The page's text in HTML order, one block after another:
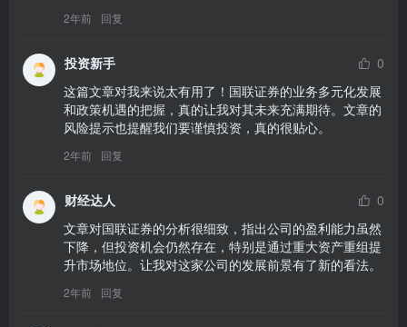
2年前 回复
投资新手
0
这篇文章对我来说太有用了！国联证券的业务多元化发展
和政策机遇的把握，真的让我对其未来充满期待。文章的
风险提示也提醒我们要谨慎投资，真的很贴心。
2年前 回复
财经达人
0
文章对国联证券的分析很细致，指出公司的盈利能力虽然
下降，但投资机会仍然存在，特别是通过重大资产重组提
升市场地位。让我对这家公司的发展前景有了新的看法。
2年前 回复